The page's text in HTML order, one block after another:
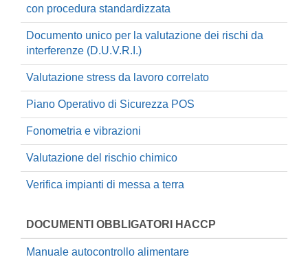
con procedura standardizzata
Documento unico per la valutazione dei rischi da
interferenze (D.U.V.R.I.)
Valutazione stress da lavoro correlato
Piano Operativo di Sicurezza POS
Fonometria e vibrazioni
Valutazione del rischio chimico
Verifica impianti di messa a terra
DOCUMENTI OBBLIGATORI HACCP
Manuale autocontrollo alimentare